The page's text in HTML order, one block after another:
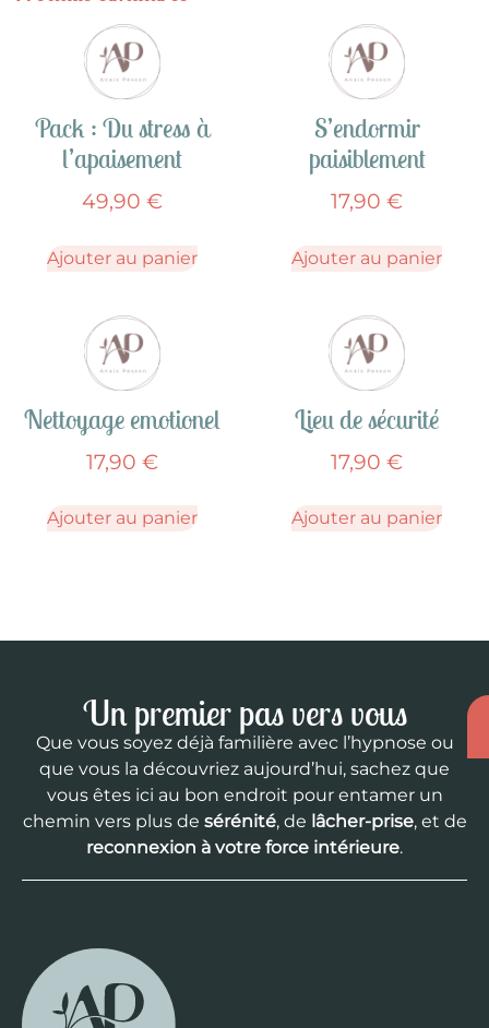
Pack : Du stress à
l’apaisement
49,90 €
Ajouter au panier
S’endormir
paisiblement
17,90 €
Ajouter au panier
Nettoyage emotionel
17,90 €
Ajouter au panier
Lieu de sécurité
17,90 €
Ajouter au panier
Un premier pas vers vous
Que vous soyez déjà familière avec l’hypnose ou
que vous la découvriez aujourd’hui, sachez que
vous êtes ici au bon endroit pour entamer un
chemin vers plus de sérénité, de lâcher-prise, et de
reconnexion à votre force intérieure.